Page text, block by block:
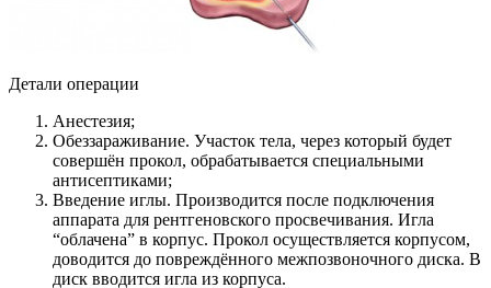
Детали операции
Анестезия;
Обеззараживание. Участок тела, через который будет
совершён прокол, обрабатывается специальными
антисептиками;
Введение иглы. Производится после подключения
аппарата для рентгеновского просвечивания. Игла
“облачена” в корпус. Прокол осуществляется корпусом,
доводится до повреждённого межпозвоночного диска. В
диск вводится игла из корпуса.